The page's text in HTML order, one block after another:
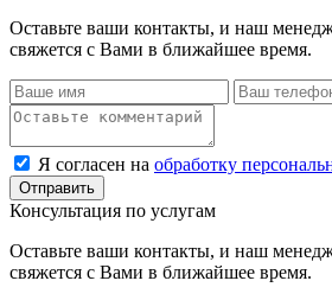
Оставьте ваши контакты, и наш
свяжется с Вами в ближайшее время.
Я согласен на обработку
Консультация по услугам
Оставьте ваши контакты, и наш
свяжется с Вами в ближайшее время.